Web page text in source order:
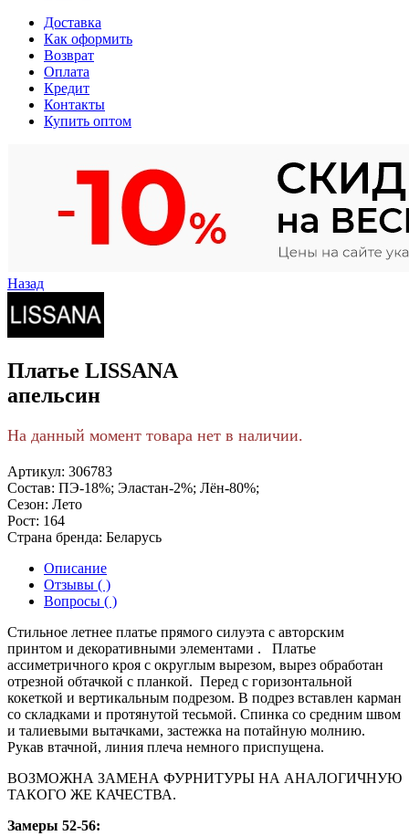
Доставка
Как оформить
Возврат
Оплата
Кредит
Контакты
Купить оптом
Назад
Платье LISSANA
апельсин
На данный момент товара нет в наличии.
Артикул: 306783
Состав: ПЭ-18%; Эластан-2%; Лён-80%;
Сезон: Лето
Рост: 164
Страна бренда: Беларусь
Описание
Отзывы ( )
Вопросы ( )
Стильное летнее платье прямого силуэта с авторским
принтом и декоративными элементами . Платье
ассиметричного кроя с округлым вырезом, вырез обработан
отрезной обтачкой с планкой. Перед с горизонтальной
кокеткой и вертикальным подрезом. В подрез вставлен карман
со складками и протянутой тесьмой. Спинка со средним швом
и талиевыми вытачками, застежка на потайную молнию.
Рукав втачной, линия плеча немного приспущена.
ВОЗМОЖНА ЗАМЕНА ФУРНИТУРЫ НА АНАЛОГИЧНУЮ
ТАКОГО ЖЕ КАЧЕСТВА.
Замеры 52-56: